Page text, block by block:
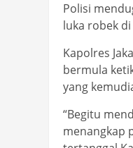
Polisi
luka robek
Kapolres
bermula
yang
“Begitu
menangkap